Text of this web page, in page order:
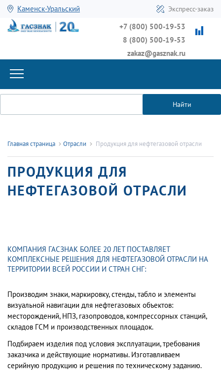
Каменск-Уральский Экспресс-заказ
+7 (800) 500-19-53
8 (800) 500-19-53
zakaz@gasznak.ru
Найти
Главная страница Отрасли Продукция для нефтегазовой отрасли
ПРОДУКЦИЯ ДЛЯ
НЕФТЕГАЗОВОЙ ОТРАСЛИ
КОМПАНИЯ ГАСЗНАК БОЛЕЕ 20 ЛЕТ ПОСТАВЛЯЕТ
КОМПЛЕКСНЫЕ РЕШЕНИЯ ДЛЯ НЕФТЕГАЗОВОЙ ОТРАСЛИ НА
ТЕРРИТОРИИ ВСЕЙ РОССИИ И СТРАН СНГ:
Производим знаки, маркировку, стенды, табло и элементы
визуальной навигации для нефтегазовых объектов:
месторождений, НПЗ, газопроводов, компрессорных станций,
складов ГСМ и производственных площадок.
Подбираем изделия под условия эксплуатации, требования
заказчика и действующие нормативы. Изготавливаем
серийную продукцию и решения по техническому заданию.